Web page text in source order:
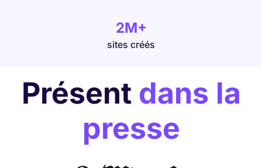
2M+
sites créés
Présent dans la
presse